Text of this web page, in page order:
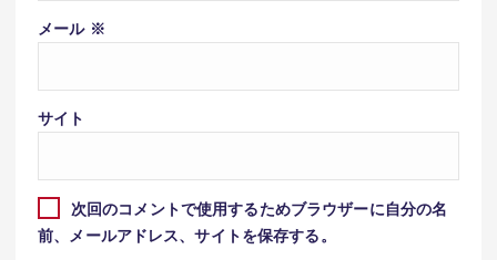
メール ※
サイト
次回のコメントで使用するためブラウザーに自分の名
前、メールアドレス、サイトを保存する。